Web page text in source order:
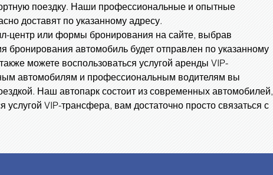
поездку. Наши профессиональные и опытные
доставят по указанному адресу.
центр или формы бронирования на сайте, выбрав
автомобиль будет отправлен по указанному
можете воспользоваться услугой аренды VIP-
автомобилям и профессиональным водителям вы
Наш автопарк состоит из современных автомобилей,
VIP-трансфера, вам достаточно просто связаться с